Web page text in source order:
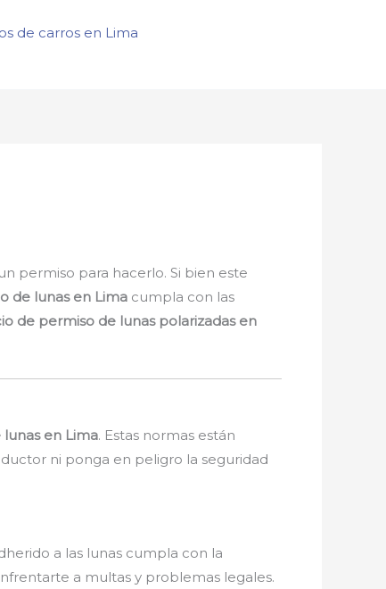
de carros en Lima
permiso para hacerlo. Si bien este
de lunas en Lima cumpla con las
de permiso de lunas polarizadas en
en Lima. Estas normas están
ni ponga en peligro la seguridad
a las lunas cumpla con la
a multas y problemas legales.